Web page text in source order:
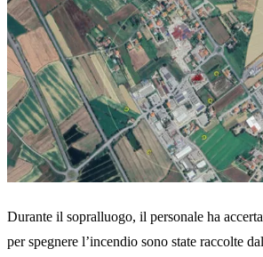
Durante il sopralluogo, il personale ha
per spegnere l’incendio sono state raccolte